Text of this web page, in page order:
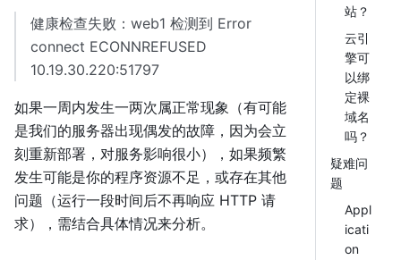
健康检查失败：web1 检测到 Error
connect ECONNREFUSED
10.19.30.220:51797
如果一周内发生一两次属正常现象（有可能
是我们的服务器出现偶发的故障，因为会立
刻重新部署，对服务影响很小），如果频繁
发生可能是你的程序资源不足，或存在其他
问题（运行一段时间后不再响应 HTTP 请
求），需结合具体情况来分析。
站？
云引
擎可
以绑
定裸
域名
吗？
疑难问
题
Appl
icati
on